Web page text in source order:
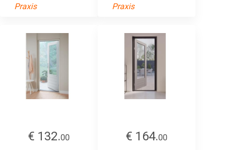
Praxis Praxis
€ 132.00 € 164.00